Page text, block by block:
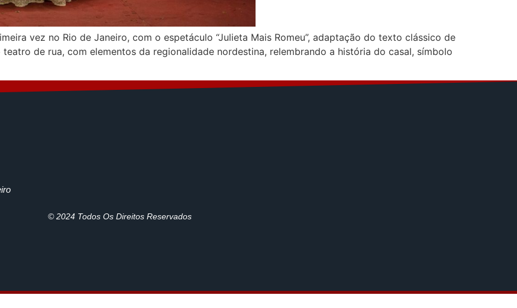
vez no Rio de Janeiro, com o espetáculo “Julieta Mais Romeu”, adaptação do texto clássico de
de rua, com elementos da regionalidade nordestina, relembrando a história do casal, símbolo
© 2024 Todos Os Direitos Reservados